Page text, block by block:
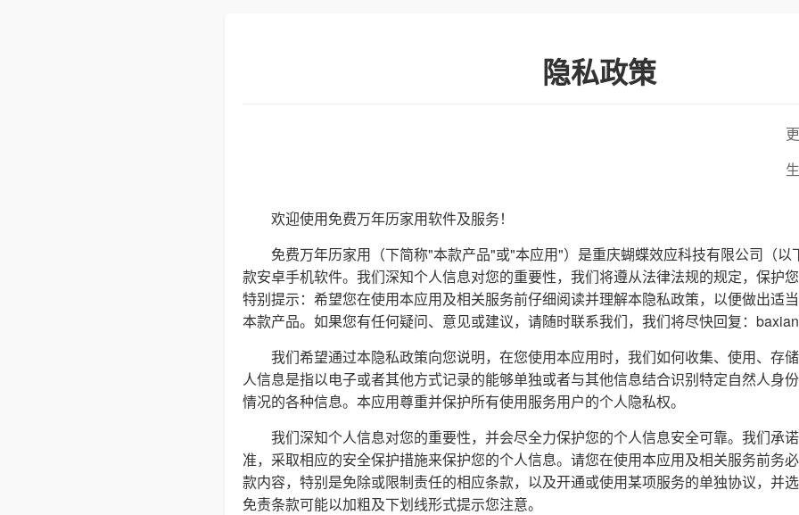
隐私政策
欢迎使用免费万年历家用软件及服务！
免费万年历家用（下简称"本款产品"或"本应用"）是重庆蝴蝶效应科技有限公司（
款安卓手机软件。我们深知个人信息对您的重要性，我们将遵从法律法规的规定，保护
特别提示：希望您在使用本应用及相关服务前仔细阅读并理解本隐私政策，以便做出适
本款产品。如果您有任何疑问、意见或建议，请随时联系我们，我们将尽快回复：
我们希望通过本隐私政策向您说明，在您使用本应用时，我们如何收集、使用、存
人信息是指以电子或者其他方式记录的能够单独或者与其他信息结合识别特定自然人身
情况的各种信息。本应用尊重并保护所有使用服务用户的个人隐私权。
我们深知个人信息对您的重要性，并会尽全力保护您的个人信息安全可靠。我们承
准，采取相应的安全保护措施来保护您的个人信息。请您在使用本应用及相关服务前务
款内容，特别是免除或限制责任的相应条款，以及开通或使用某项服务的单独协议，并
免责条款可能以加粗及下划线形式提示您注意。